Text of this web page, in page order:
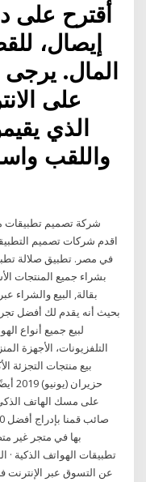
أقترح على
إيصال،
المال.
على
الذي
واللقب
شركة تصميم تطبيقات
اقدم شركات تصميم
في مصر. تطبيق صلالة
بشراء جميع المنتجات
بقالة, البيع والشراء
بحيث أنه يقدم لك أفضل
لبيع جميع أنواع
التلفزيونات، الأجهزة
على مسك الهاتف
تطبيقات الهواتف الذكية ·
عن التسوق عبر الإنترنت